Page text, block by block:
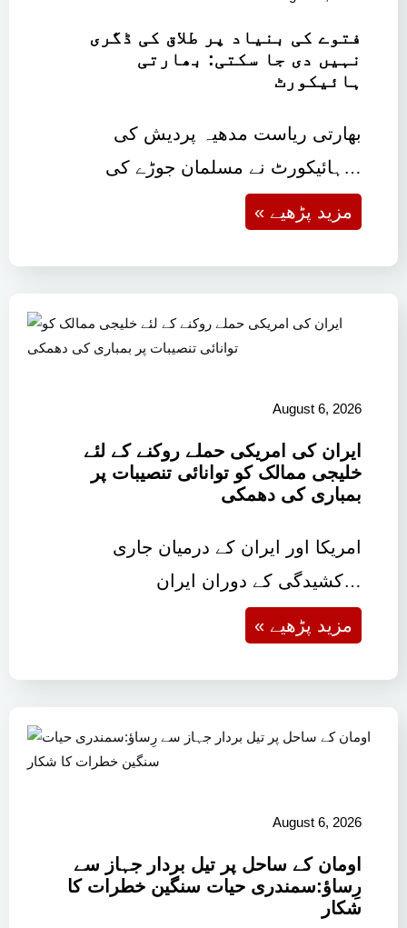
فتوے کی بنیاد پر طلاق کی ڈگری
نہیں دی جا سکتی: بھارتی
ہائیکورٹ
بھارتی ریاست مدھیہ پردیش کی
ہائیکورٹ نے مسلمان جوڑے کی…
« مزید پڑھیے
August 6, 2026
ایران کی امریکی حملے روکنے کے لئے
خلیجی ممالک کو توانائی تنصیبات پر
بمباری کی دھمکی
امریکا اور ایران کے درمیان جاری
کشیدگی کے دوران ایران…
« مزید پڑھیے
August 6, 2026
اومان کے ساحل پر تیل بردار جہاز سے
رِساؤ:سمندری حیات سنگین خطرات کا
شکار